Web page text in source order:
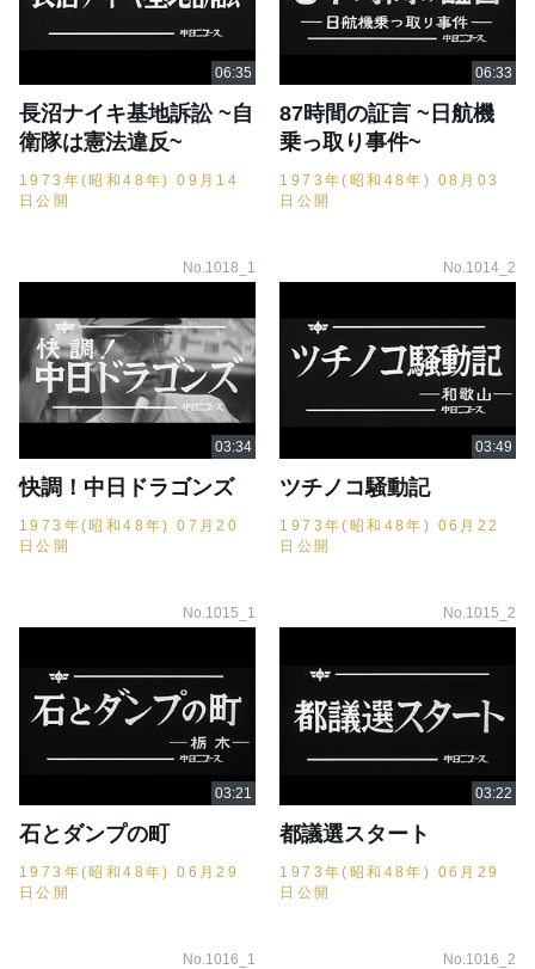
長沼ナイキ基地訴訟 ~自
衛隊は憲法違反~
1973年(昭和48年) 09月14
日公開
87時間の証言 ~日航機
乗っ取り事件~
1973年(昭和48年) 08月03
日公開
No.1018_1
快調！中日ドラゴンズ
1973年(昭和48年) 07月20
日公開
No.1014_2
ツチノコ騒動記
1973年(昭和48年) 06月22
日公開
No.1015_1
石とダンプの町
1973年(昭和48年) 06月29
日公開
No.1015_2
都議選スタート
1973年(昭和48年) 06月29
日公開
No.1016_1 No.1016_2